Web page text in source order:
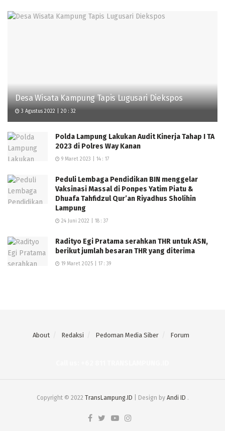
Desa Wisata Kampung Tapis Lugusari Diekspos
3 Agustus 2022 | 20 : 32
Polda Lampung Lakukan Audit Kinerja Tahap I TA
2023 di Polres Way Kanan
9 Maret 2023 | 14 : 17
Peduli Lembaga Pendidikan BIN menggelar
Vaksinasi Massal di Ponpes Yatim Piatu &
Dhuafa Tahfidzul Qur’an Riyadhus Sholihin
Lampung
24 Juni 2022 | 18 : 37
Radityo Egi Pratama serahkan THR untuk ASN,
berikut jumlah besaran THR yang diterima
19 Maret 2025 | 17 : 39
About Redaksi Pedoman Media Siber Forum
Copyright © 2022 TransLampung.ID | Design by Andi ID .